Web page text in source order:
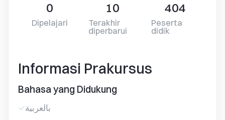
0
Dipelajari
10
Terakhir
diperbarui
404
Peserta
didik
Informasi Prakursus
Bahasa yang Didukung
بالعربية